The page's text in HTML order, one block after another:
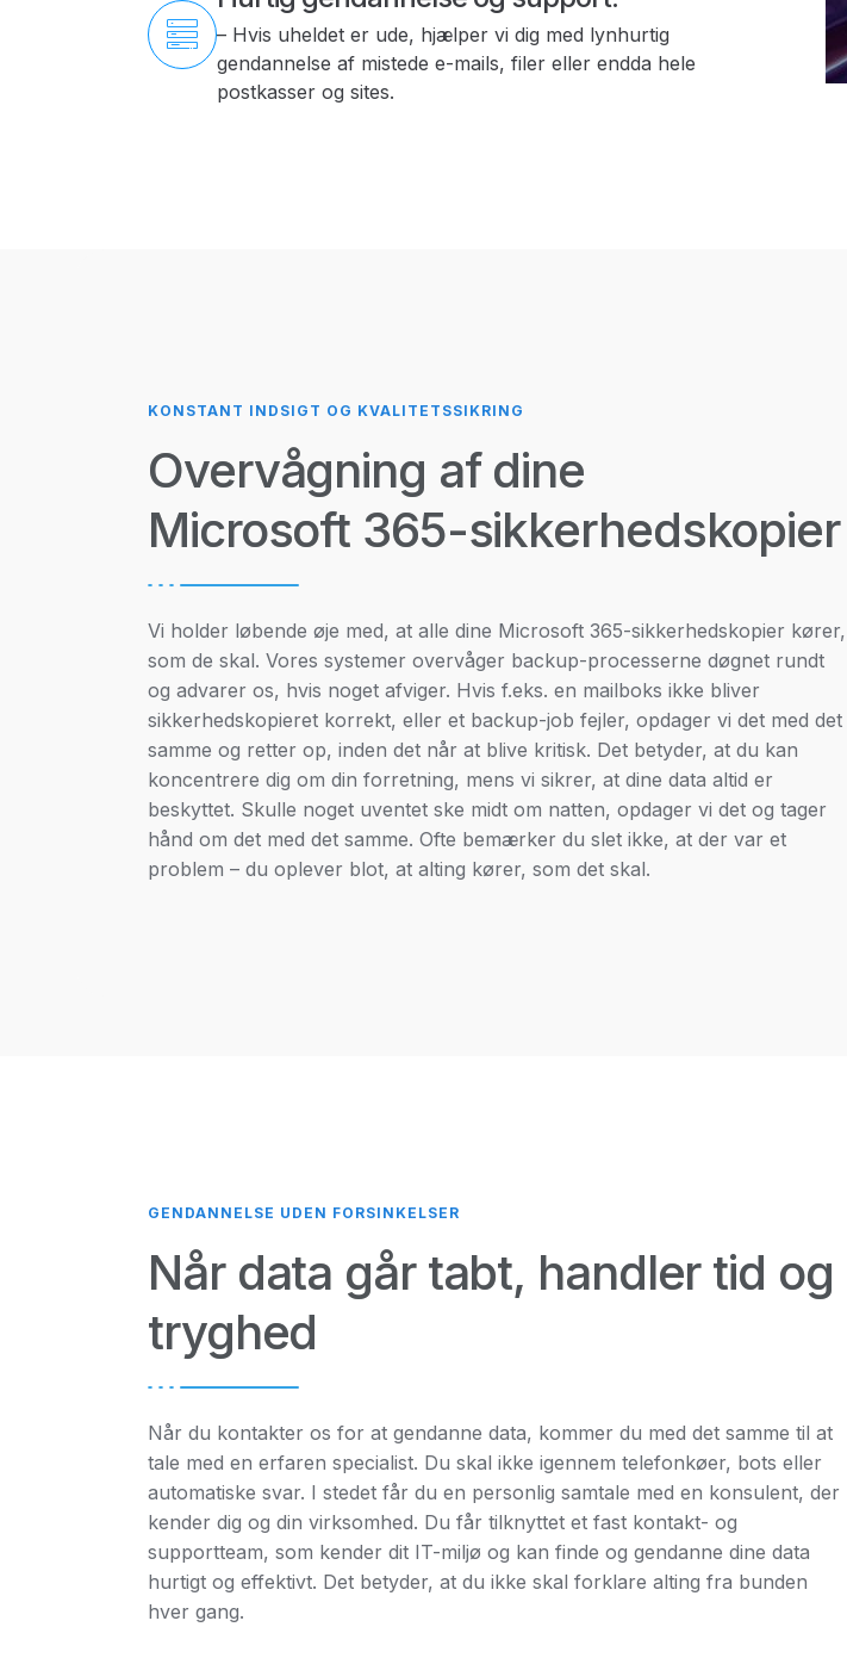
– Hvis uheldet er ude, hjælper vi dig med lynhurtig
gendannelse af mistede e-mails, filer eller endda hele
postkasser og sites.
KONSTANT INDSIGT OG KVALITETSSIKRING
Overvågning af dine
Microsoft 365-sikkerhedskopier
Vi holder løbende øje med, at alle dine Microsoft 365-sikkerhedskopier kører,
som de skal. Vores systemer overvåger backup-processerne døgnet rundt
og advarer os, hvis noget afviger. Hvis f.eks. en mailboks ikke bliver
sikkerhedskopieret korrekt, eller et backup-job fejler, opdager vi det med det
samme og retter op, inden det når at blive kritisk. Det betyder, at du kan
koncentrere dig om din forretning, mens vi sikrer, at dine data altid er
beskyttet. Skulle noget uventet ske midt om natten, opdager vi det og tager
hånd om det med det samme. Ofte bemærker du slet ikke, at der var et
problem – du oplever blot, at alting kører, som det skal.
GENDANNELSE UDEN FORSINKELSER
Når data går tabt, handler tid og
tryghed
Når du kontakter os for at gendanne data, kommer du med det samme til at
tale med en erfaren specialist. Du skal ikke igennem telefonkøer, bots eller
automatiske svar. I stedet får du en personlig samtale med en konsulent, der
kender dig og din virksomhed. Du får tilknyttet et fast kontakt- og
supportteam, som kender dit IT-miljø og kan finde og gendanne dine data
hurtigt og effektivt. Det betyder, at du ikke skal forklare alting fra bunden
hver gang.